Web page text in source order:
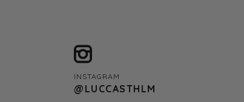
INSTAGRAM
@LUCCASTHLM